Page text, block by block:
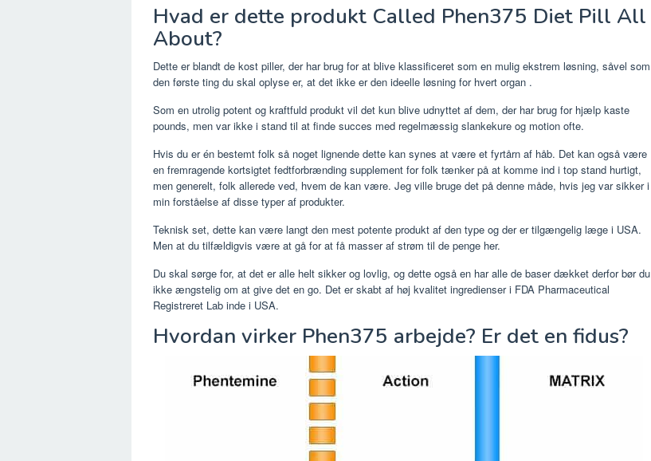
Hvad er dette produkt Called Phen375 Diet Pill All
About?
Dette er blandt de kost piller, der har brug for at blive klassificeret som en mulig ekstrem løsning, såvel som
den første ting du skal oplyse er, at det ikke er den ideelle løsning for hvert organ .
Som en utrolig potent og kraftfuld produkt vil det kun blive udnyttet af dem, der har brug for hjælp kaste
pounds, men var ikke i stand til at finde succes med regelmæssig slankekure og motion ofte.
Hvis du er én bestemt folk så noget lignende dette kan synes at være et fyrtårn af håb. Det kan også være
en fremragende kortsigtet fedtforbrænding supplement for folk tænker på at komme ind i top stand hurtigt,
men generelt, folk allerede ved, hvem de kan være. Jeg ville bruge det på denne måde, hvis jeg var sikker i
min forståelse af disse typer af produkter.
Teknisk set, dette kan være langt den mest potente produkt af den type og der er tilgængelig læge i USA.
Men at du tilfældigvis være at gå for at få masser af strøm til de penge her.
Du skal sørge for, at det er alle helt sikker og lovlig, og dette også en har alle de baser dækket derfor bør du
ikke ængstelig om at give det en go. Det er skabt af høj kvalitet ingredienser i FDA Pharmaceutical
Registreret Lab inde i USA.
Hvordan virker Phen375 arbejde? Er det en fidus?